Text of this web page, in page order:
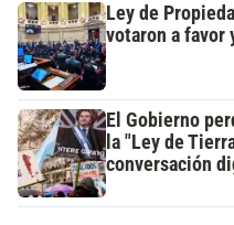
Ley de
votaron a favor
El Gobierno
la "Ley de
conversación